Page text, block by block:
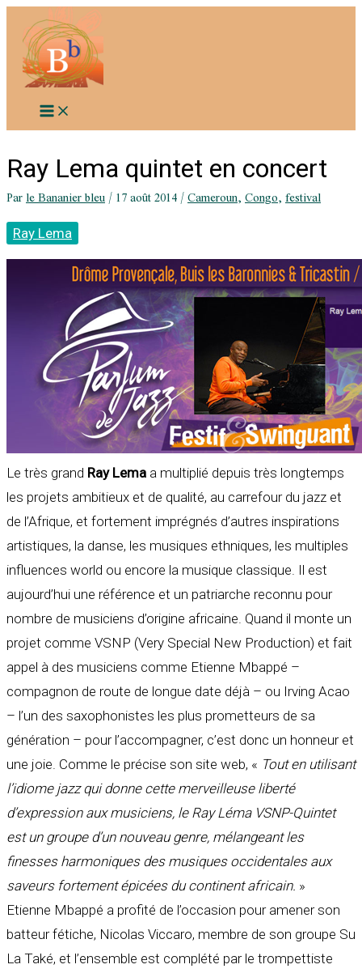
contenu
Ray Lema quintet en concert
Parle Bananier bleu/17 août 2014/Cameroun,Congo,festival
Ray Lema
Le très grand Ray Lema a multiplié depuis très longtemps
les projets ambitieux et de qualité, au carrefour du jazz et
de l’Afrique, et fortement imprégnés d’autres inspirations
artistiques, la danse, les musiques ethniques, les multiples
influences world ou encore la musique classique. Il est
aujourd’hui une référence et un patriarche reconnu pour
nombre de musiciens d’origine africaine. Quand il monte un
projet comme VSNP (Very Special New Production) et fait
appel à des musiciens comme Etienne Mbappé –
compagnon de route de longue date déjà – ou Irving Acao
– l’un des saxophonistes les plus prometteurs de sa
génération – pour l’accompagner, c’est donc un honneur et
une joie. Comme le précise son site web, « Tout en utilisant
l’idiome jazz qui donne cette merveilleuse liberté
d’expression aux musiciens, le Ray Léma VSNP-Quintet
est un groupe d’un nouveau genre, mélangeant les
finesses harmoniques des musiques occidentales aux
saveurs fortement épicées du continent africain. »
Etienne Mbappé a profité de l’occasion pour amener son
batteur fétiche, Nicolas Viccaro, membre de son groupe Su
La Také, et l’ensemble est complété par le trompettiste